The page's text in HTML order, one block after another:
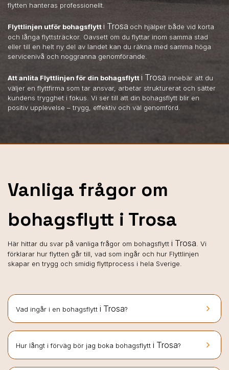
flytten hanteras professionellt.
Flyttlinjen utför bohagsflytti Trosa och hjälper både vid korta
och långa flyttsträckor. Oavsett om du flyttar inom samma stad
eller till en helt ny del av landet kan du räkna med samma höga
servicenivå och noggranna genomförande.
Att anlita Flyttlinjen för din bohagsflytti Trosa innebär att du
väljer en flyttfirma som tar ansvar, arbetar strukturerat och sätter
kundens trygghet i fokus. Vi ser till att din bohagsflytt blir en
positiv upplevelse – trygg, effektiv och väl genomförd.
Vanliga frågor om
bohagsflytt i Trosa
Här hittar du svar på vanliga frågor om bohagsflytt i Trosa . Vi
förklarar hur flytten går till, vad som ingår och hur Flyttlinjen
skapar en trygg och smidig flyttprocess i hela Sverige.
keyboard_arrow_right
Vad ingår i en bohagsflytt i Trosa?
keyboard_arrow_right
Hur långt i förväg bör jag boka bohagsflytt i Trosa?